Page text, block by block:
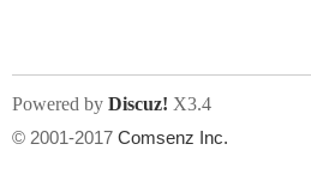
Powered by Discuz! X3.4
© 2001-2017 Comsenz Inc.